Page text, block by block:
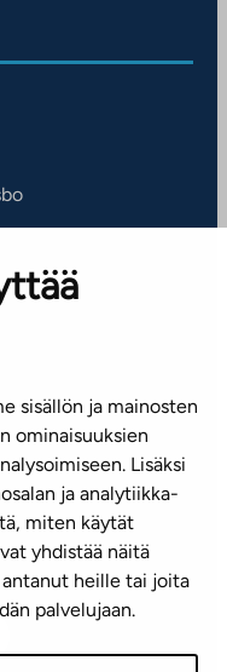
sisällön ja mainosten
ominaisuuksien
Lisäksi
ja analytiikka-
miten käytät
yhdistää näitä
heille tai joita
palvelujaan.